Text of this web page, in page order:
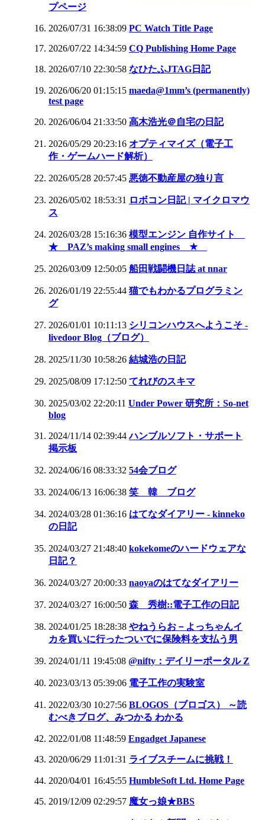
プページ
2026/07/31 16:38:09 PC Watch Title Page
2026/07/22 14:34:59 CQ Publishing Home Page
2026/07/10 22:30:58 なひたふJTAG日記
2026/06/20 01:15:15 maeda@1mm’s (permanently)
test page
2026/06/04 21:33:50 高木浩光＠自宅の日記
2026/05/29 20:23:16 オプティマイズ（電子工
作・ゲームハード解析）
2026/05/28 20:57:45 悪徳不動産屋の独り言
2026/05/02 18:53:31 ロボコン日記 | マイクロマウ
ス
2026/03/28 15:16:36 模型エンジン 自作サイト
★ PAZ’s making small engines ★
2026/03/09 12:50:05 船田戦闘機日誌 at nnar
2026/01/19 22:55:44 猫でもわかるプログラミン
グ
2026/01/01 10:11:13 シリコンハウスへようこそ -
livedoor Blog（ブログ）
2025/11/30 10:58:26 結城浩の日記
2025/08/09 17:12:50 てれびのスキマ
2025/03/02 22:20:11 Under Power 研究所：So-net
blog
2024/11/14 02:39:44 ハンブルソフト・サポート
掲示板
2024/06/16 08:33:32 54会ブログ
2024/06/13 16:06:38 笑 韓 ブログ
2024/03/28 01:36:16 はてなダイアリー - kinneko
の日記
2024/03/27 21:48:40 kokekomeのハードウェアな
日記？
2024/03/27 20:00:33 naoyaのはてなダイアリー
2024/03/27 16:00:50 森 秀樹::電子工作の日記
2024/01/25 18:28:38 やねうらお－よっちゃんイ
カを買いに行ったついでに保険料を支払う男
2024/01/11 19:45:08 @nifty：デイリーポータル Z
2023/03/13 05:39:06 電子工作の実験室
2022/03/30 10:27:56 BLOGOS（ブロゴス） ～読
むべきブログ、みつかる わかる
2022/01/08 11:48:59 Engadget Japanese
2020/06/29 11:01:31 ライブスチームに挑戦！
2020/04/01 16:45:55 HumbleSoft Ltd. Home Page
2019/12/09 02:29:57 魔女っ娘★BBS